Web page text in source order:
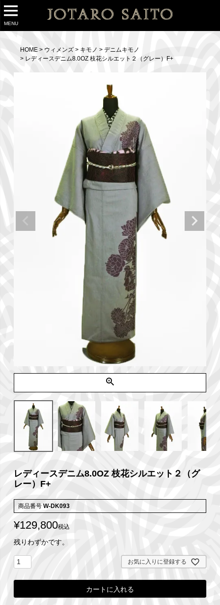
MENU
HOME ウィメンズ キモノ
デニムキモノ
レディースデニム8.0OZ 枝花シルエット２（グレー）F+
レディースデニム8.0OZ 枝花シルエット２（グ
レー）F+
商品番号 W-DK093
¥129,800税込
残りわずかです。
お気に入りに登録する
カートに入れる